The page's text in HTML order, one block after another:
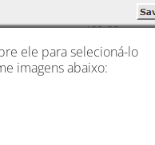
ele para selecioná-lo
imagens abaixo: